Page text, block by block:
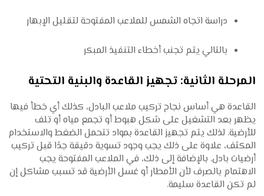
دراسة اتجاه الشمس للملاعب المفتوحة لتقليل الإبهار
بالتالي يتم تجنب أخطاء التنفيذ المبكر
المرحلة الثانية: تجهيز القاعدة والبنية التحتية
القاعدة هي أساس نجاح تركيب ملاعب البادل، كذلك أي خطأ فيها
يظهر بعد التشغيل على شكل هبوط أو تجمع مياه أو تلف
للأرضية. لذلك يتم تجهيز القاعدة بمواد تتحمل الضغط والاستخدام
المكثف، علاوة على ذلك يجب وجود تسوية دقيقة جدًا قبل تركيب
أرضيات بادل. بالإضافة إلى ذلك، في الملاعب المفتوحة يجب
الاهتمام بالصرف لأن الأمطار أو غسل الأرضية قد تسبب مشاكل إن
لم تكن القاعدة سليمة.